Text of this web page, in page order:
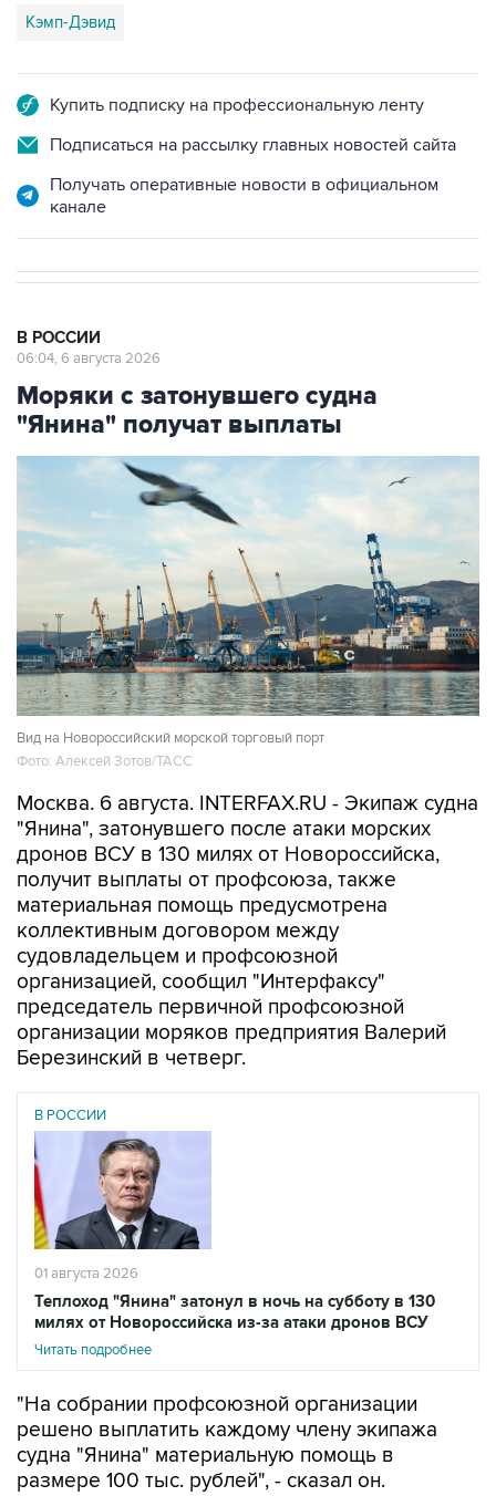
Кэмп-Дэвид
Купить подписку на профессиональную ленту
Подписаться на рассылку главных новостей сайта
Получать оперативные новости в официальном
канале
В РОССИИ
06:04, 6 августа 2026
Моряки с затонувшего судна
"Янина" получат выплаты
Вид на Новороссийский морской торговый порт
Фото: Алексей Зотов/ТАСС
Москва. 6 августа. INTERFAX.RU - Экипаж судна
"Янина", затонувшего после атаки морских
дронов ВСУ в 130 милях от Новороссийска,
получит выплаты от профсоюза, также
материальная помощь предусмотрена
коллективным договором между
судовладельцем и профсоюзной
организацией, сообщил "Интерфаксу"
председатель первичной профсоюзной
организации моряков предприятия Валерий
Березинский в четверг.
В РОССИИ
01 августа 2026
Теплоход "Янина" затонул в ночь на субботу в 130
милях от Новороссийска из-за атаки дронов ВСУ
Читать подробнее
"На собрании профсоюзной организации
решено выплатить каждому члену экипажа
судна "Янина" материальную помощь в
размере 100 тыс. рублей", - сказал он.